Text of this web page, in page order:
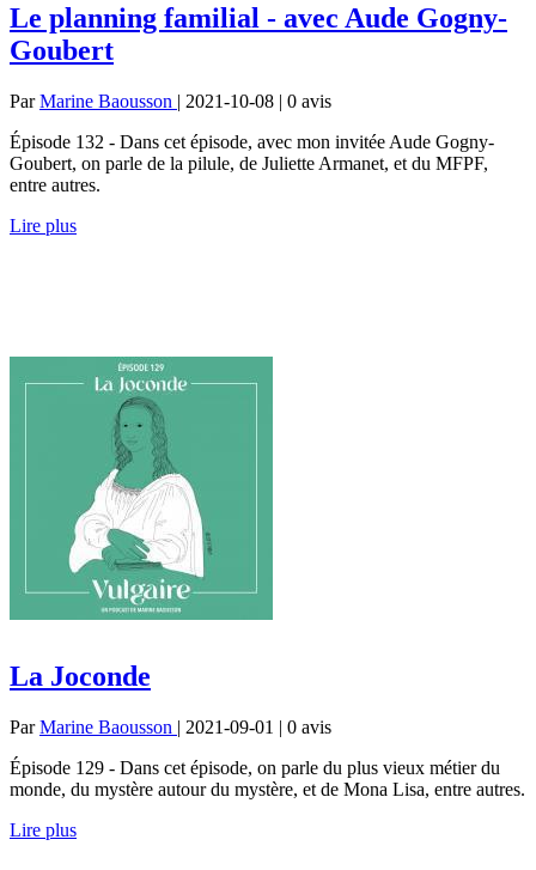
Le planning familial - avec Aude Gogny-
Goubert
ParMarine Baousson | 2021-10-08 | 0 avis
Épisode 132 - Dans cet épisode, avec mon invitée Aude Gogny-
Goubert, on parle de la pilule, de Juliette Armanet, et du MFPF,
entre autres.
Lire plus
La Joconde
ParMarine Baousson | 2021-09-01 | 0 avis
Épisode 129 - Dans cet épisode, on parle du plus vieux métier du
monde, du mystère autour du mystère, et de Mona Lisa, entre autres.
Lire plus